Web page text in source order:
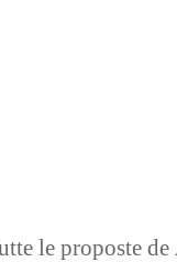
le proposte de